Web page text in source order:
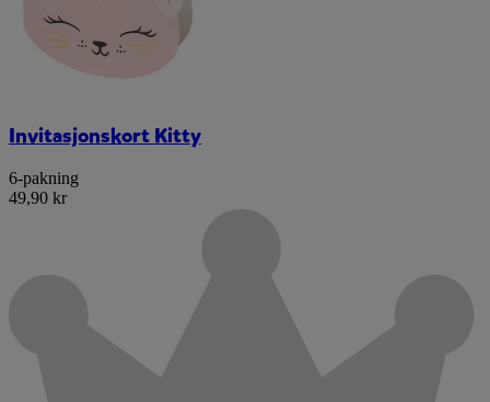
Invitasjonskort Kitty
6-pakning
49,90 kr